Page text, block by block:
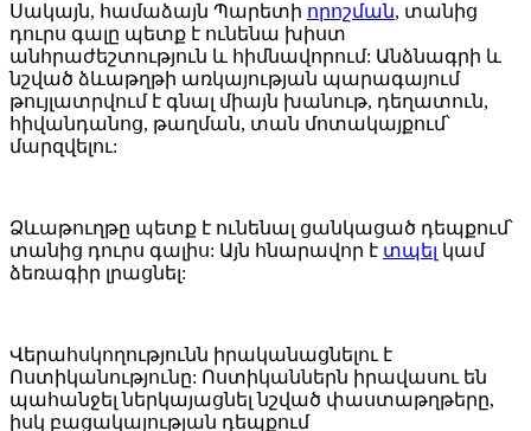
Սակայն, համաձայն Պարետի որոշման, տանից
դուրս գալը պետք է ունենա խիստ
անհրաժեշտություն և հիմնավորում: Անձնագրի և
նշված ձևաթղթի առկայության պարագայում
թույլատրվում է գնալ միայն խանութ, դեղատուն,
հիվանդանոց, թաղման, տան մոտակայքում՝
մարզվելու:
Ձևաթուղթը պետք է ունենալ ցանկացած դեպքում՝
տանից դուրս գալիս: Այն հնարավոր է տպել կամ
ձեռագիր լրացնել:
Վերահսկողությունն իրականացնելու է
Ոստիկանությունը: Ոստիկաններն իրավասու են
պահանջել ներկայացնել նշված փաստաթղթերը,
իսկ բացակայության դեպքում